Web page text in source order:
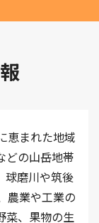
恵まれた地域
どの山岳地帯
球磨川や筑後
農業や工業の
菜、果物の生